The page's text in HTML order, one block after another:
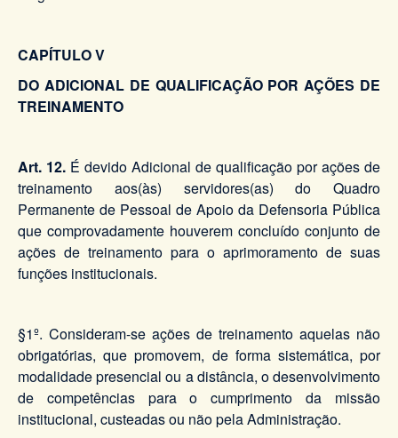
CAPÍTULO V
DO ADICIONAL DE QUALIFICAÇÃO POR AÇÕES DE
TREINAMENTO
Art. 12. É devido Adicional de qualificação por ações de
treinamento aos(às) servidores(as) do Quadro
Permanente de Pessoal de Apoio da Defensoria Pública
que comprovadamente houverem concluído conjunto de
ações de treinamento para o aprimoramento de suas
funções institucionais.
§1º. Consideram-se ações de treinamento aquelas não
obrigatórias, que promovem, de forma sistemática, por
modalidade presencial ou a distância, o desenvolvimento
de competências para o cumprimento da missão
institucional, custeadas ou não pela Administração.